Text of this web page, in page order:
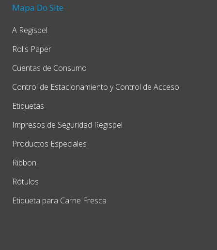
Mapa Do Site
A Regispel
Rolls Paper
Cuentas de Consumo
Control de Estacionamiento y Control de Acceso
Etiquetas
Impresos de Seguridad Regispel
Productos Especiales
Ribbon
Rótulos
Etiqueta para Carne Fresca